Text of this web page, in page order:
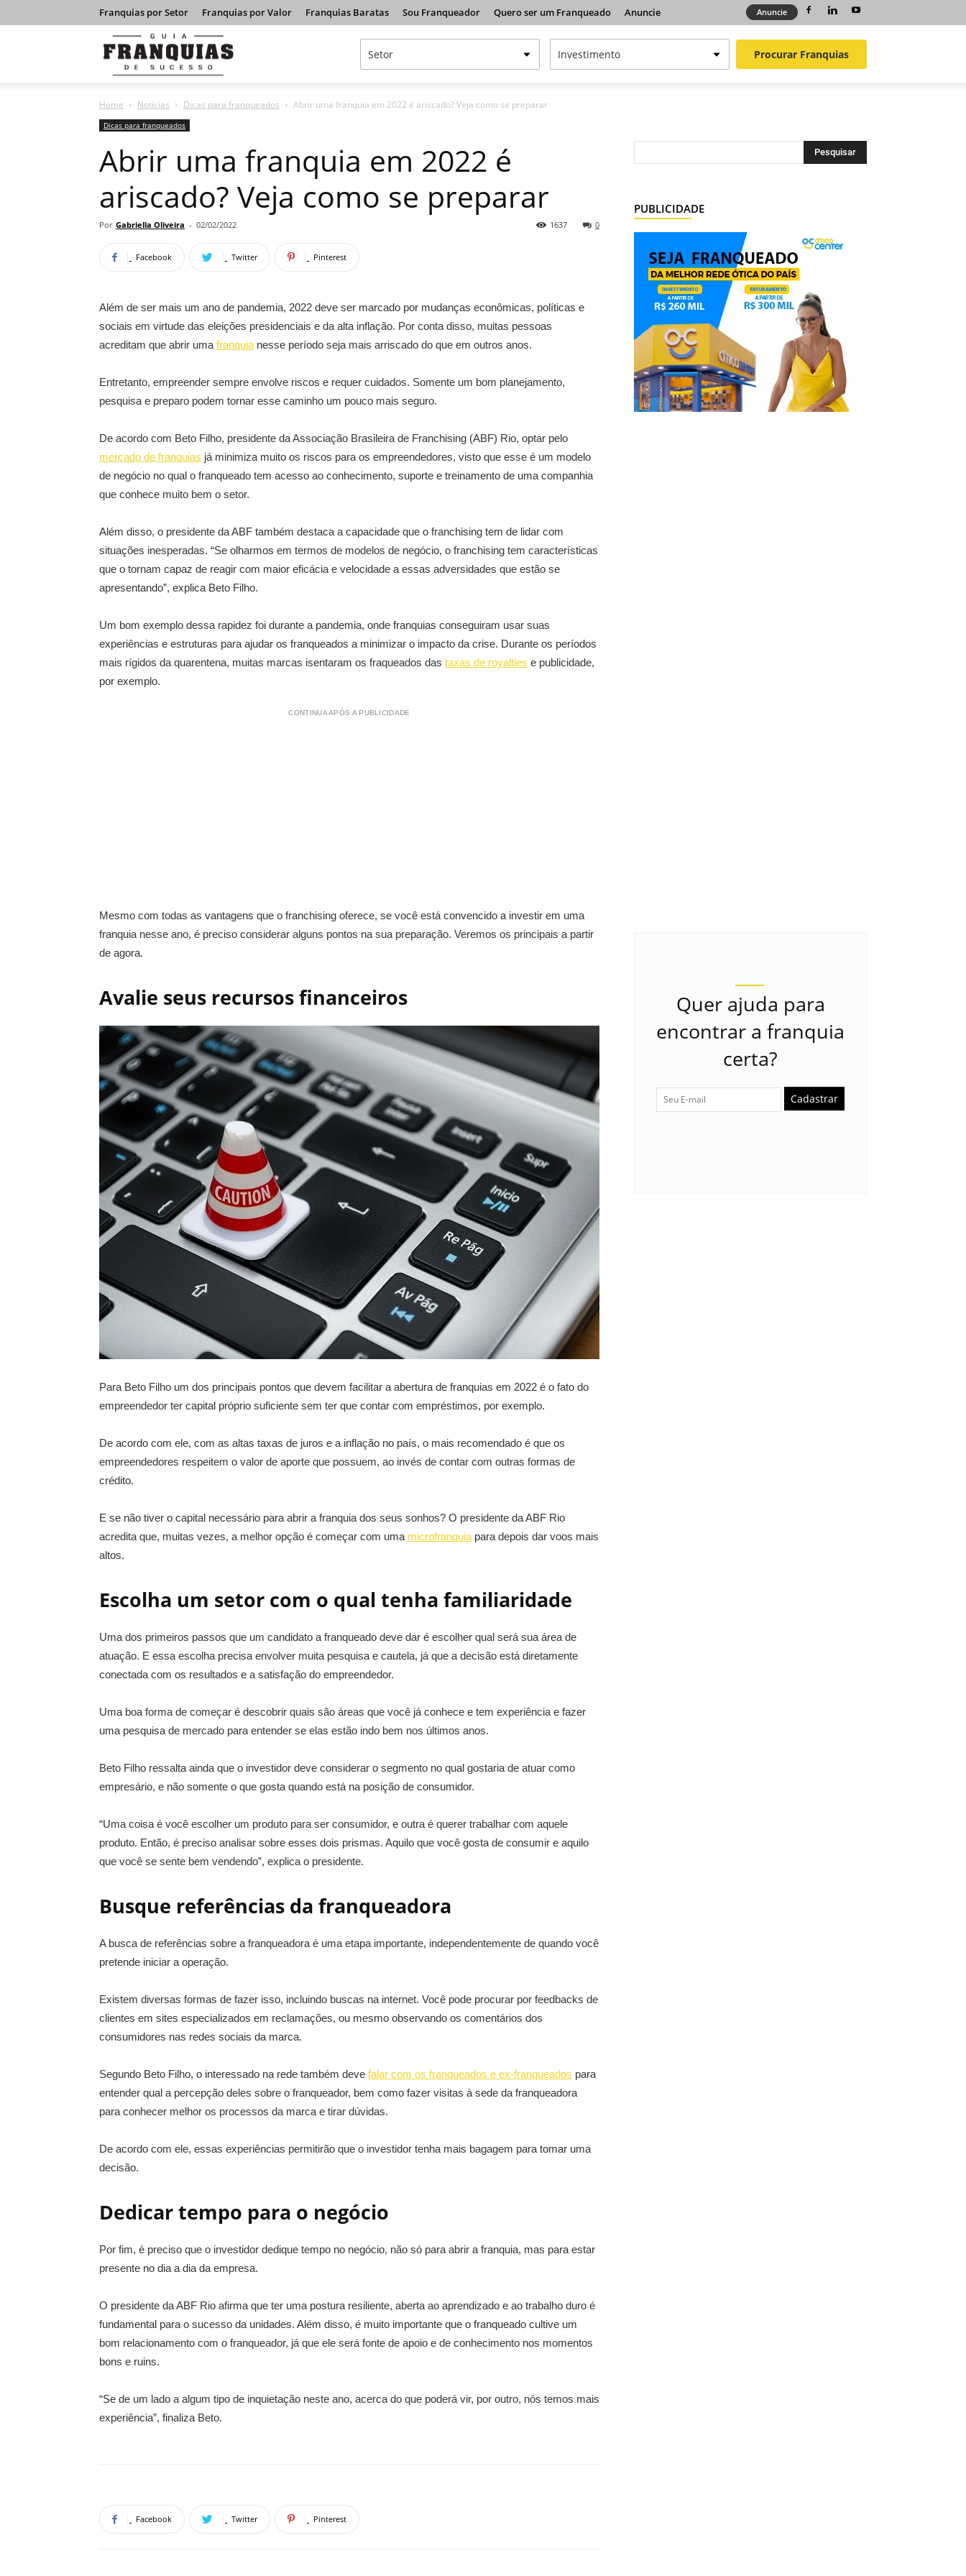
Franquias por Setor Franquias por Valor Franquias Baratas Sou Franqueador Quero ser um Franqueado Anuncie Anuncie
Franquias
Sucesso
Procurar Franquias
Home Notícias Dicas para franqueados Abrir uma franquia em 2022 é ariscado? Veja como se preparar
Dicas para franqueados
Abrir uma franquia em 2022 é
ariscado? Veja como se preparar
Por Gabriella Oliveira - 02/02/2022 0
1637
Facebook Twitter Pinterest
Além de ser mais um ano de pandemia, 2022 deve ser marcado por mudanças econômicas, políticas e
sociais em virtude das eleições presidenciais e da alta inflação. Por conta disso, muitas pessoas
acreditam que abrir uma franquia nesse período seja mais arriscado do que em outros anos.
Entretanto, empreender sempre envolve riscos e requer cuidados. Somente um bom planejamento,
pesquisa e preparo podem tornar esse caminho um pouco mais seguro.
De acordo com Beto Filho, presidente da Associação Brasileira de Franchising (ABF) Rio, optar pelo
mercado de franquias já minimiza muito os riscos para os empreendedores, visto que esse é um modelo
de negócio no qual o franqueado tem acesso ao conhecimento, suporte e treinamento de uma companhia
que conhece muito bem o setor.
Além disso, o presidente da ABF também destaca a capacidade que o franchising tem de lidar com
situações inesperadas. “Se olharmos em termos de modelos de negócio, o franchising tem características
que o tornam capaz de reagir com maior eficácia e velocidade a essas adversidades que estão se
apresentando”, explica Beto Filho.
Um bom exemplo dessa rapidez foi durante a pandemia, onde franquias conseguiram usar suas
experiências e estruturas para ajudar os franqueados a minimizar o impacto da crise. Durante os períodos
mais rígidos da quarentena, muitas marcas isentaram os fraqueados das taxas de royalties e publicidade,
por exemplo.
CONTINUA APÓS A PUBLICIDADE
Mesmo com todas as vantagens que o franchising oferece, se você está convencido a investir em uma
franquia nesse ano, é preciso considerar alguns pontos na sua preparação. Veremos os principais a partir
de agora.
Avalie seus recursos financeiros
Para Beto Filho um dos principais pontos que devem facilitar a abertura de franquias em 2022 é o fato do
empreendedor ter capital próprio suficiente sem ter que contar com empréstimos, por exemplo.
De acordo com ele, com as altas taxas de juros e a inflação no país, o mais recomendado é que os
empreendedores respeitem o valor de aporte que possuem, ao invés de contar com outras formas de
crédito.
E se não tiver o capital necessário para abrir a franquia dos seus sonhos? O presidente da ABF Rio
acredita que, muitas vezes, a melhor opção é começar com uma microfranquia para depois dar voos mais
altos.
Escolha um setor com o qual tenha familiaridade
Uma dos primeiros passos que um candidato a franqueado deve dar é escolher qual será sua área de
atuação. E essa escolha precisa envolver muita pesquisa e cautela, já que a decisão está diretamente
conectada com os resultados e a satisfação do empreendedor.
Uma boa forma de começar é descobrir quais são áreas que você já conhece e tem experiência e fazer
uma pesquisa de mercado para entender se elas estão indo bem nos últimos anos.
Beto Filho ressalta ainda que o investidor deve considerar o segmento no qual gostaria de atuar como
empresário, e não somente o que gosta quando está na posição de consumidor.
“Uma coisa é você escolher um produto para ser consumidor, e outra é querer trabalhar com aquele
produto. Então, é preciso analisar sobre esses dois prismas. Aquilo que você gosta de consumir e aquilo
que você se sente bem vendendo”, explica o presidente.
Busque referências da franqueadora
A busca de referências sobre a franqueadora é uma etapa importante, independentemente de quando você
pretende iniciar a operação.
Existem diversas formas de fazer isso, incluindo buscas na internet. Você pode procurar por feedbacks de
clientes em sites especializados em reclamações, ou mesmo observando os comentários dos
consumidores nas redes sociais da marca.
Segundo Beto Filho, o interessado na rede também deve falar com os franqueados e ex-franqueados para
entender qual a percepção deles sobre o franqueador, bem como fazer visitas à sede da franqueadora
para conhecer melhor os processos da marca e tirar dúvidas.
De acordo com ele, essas experiências permitirão que o investidor tenha mais bagagem para tomar uma
decisão.
Dedicar tempo para o negócio
Por fim, é preciso que o investidor dedique tempo no negócio, não só para abrir a franquia, mas para estar
presente no dia a dia da empresa.
O presidente da ABF Rio afirma que ter uma postura resiliente, aberta ao aprendizado e ao trabalho duro é
fundamental para o sucesso da unidades. Além disso, é muito importante que o franqueado cultive um
bom relacionamento com o franqueador, já que ele será fonte de apoio e de conhecimento nos momentos
bons e ruins.
“Se de um lado a algum tipo de inquietação neste ano, acerca do que poderá vir, por outro, nós temos mais
experiência”, finaliza Beto.
Facebook Twitter Pinterest
PUBLICIDADE
Quer ajuda para
encontrar a franquia
certa?
Cadastrar